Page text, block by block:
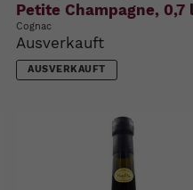
Petite Champagne, 0,7
Cognac
Ausverkauft
AUSVERKAUFT